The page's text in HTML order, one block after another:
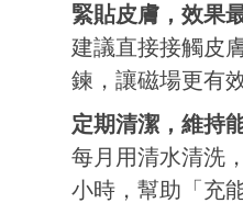
緊貼皮膚，效果
建議直接接觸皮
鍊，讓磁場更有
定期清潔，維持
每月用清水清洗
小時，幫助「充能